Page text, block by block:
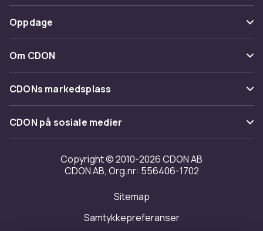
Spor pakke
Angre & returner her
Kontakt oss
Betaling
Levering
Tilbakekallinger
Oppdage
Kategorier
Varemerker
Om CDON
Om oss
Kundeanmeldelser
Jobbe på CDON
Investor relations
Tilgjengelighet
CDONs markedsplass
Merchant Help Center
CDON på sosiale medier
Copyright © 2010-2026 CDON AB
CDON AB, Org.nr: 556406-1702
Sitemap
Samtykkepreferanser